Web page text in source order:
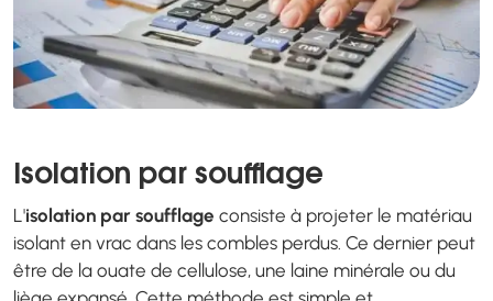
Isolation par soufflage
L'isolation par soufflage consiste à projeter le matériau
isolant en vrac dans les combles perdus. Ce dernier peut
être de la ouate de cellulose, une laine minérale ou du